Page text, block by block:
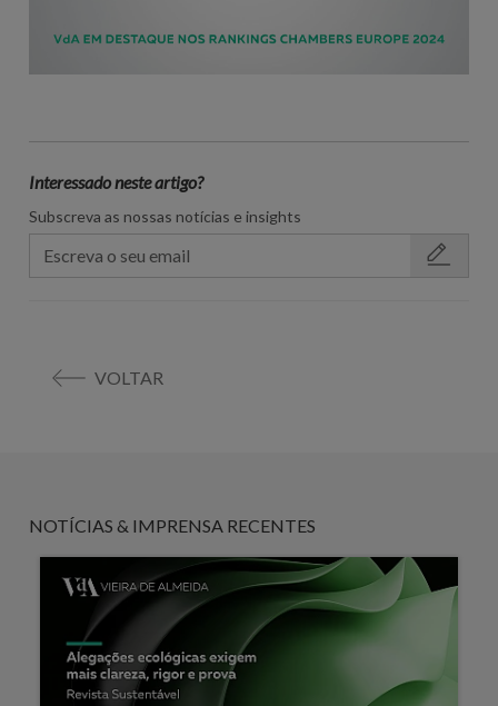
Interessado neste artigo?
Subscreva as nossas notícias e insights
VOLTAR
NOTÍCIAS & IMPRENSA RECENTES